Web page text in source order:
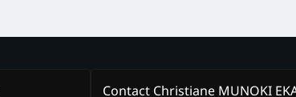
Contact Christiane MUNOKI